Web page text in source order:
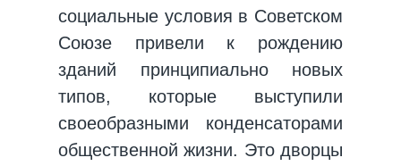
социальные условия в Советском
Союзе привели к рождению
зданий принципиально новых
типов, которые выступили
своеобразными конденсаторами
общественной жизни. Это дворцы